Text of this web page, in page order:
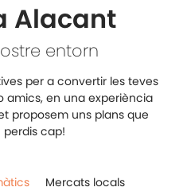
Alacant
entorn
per a convertir les teves
amics, en una experiència
proposem uns plans que
cap!
Mercats locals